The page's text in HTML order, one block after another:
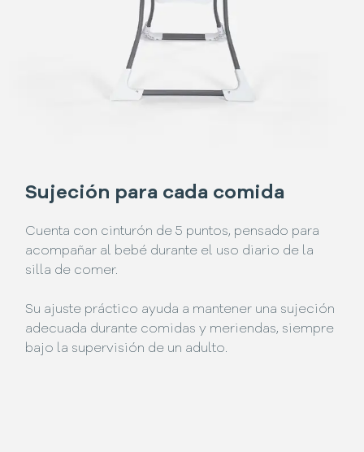
Sujeción para cada comida
Cuenta con cinturón de 5 puntos, pensado para
acompañar al bebé durante el uso diario de la
silla de comer.
Su ajuste práctico ayuda a mantener una sujeción
adecuada durante comidas y meriendas, siempre
bajo la supervisión de un adulto.